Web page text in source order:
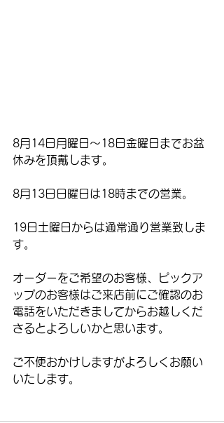
8月14日月曜日〜18日金曜日までお盆
休みを頂戴します。
8月13日日曜日は18時までの営業。
19日土曜日からは通常通り営業致しま
す。
オーダーをご希望のお客様、ピックア
ップのお客様はご来店前にご確認のお
電話をいただきましてからお越しくだ
さるとよろしいかと思います。
ご不便おかけしますがよろしくお願い
いたします。